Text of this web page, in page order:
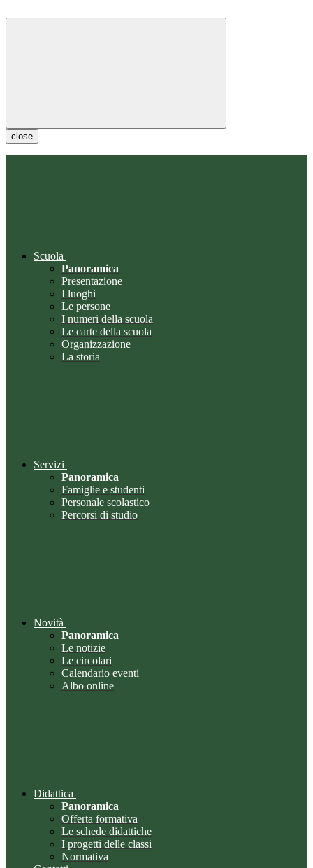
close
Scuola
Panoramica
Presentazione
I luoghi
Le persone
I numeri della scuola
Le carte della scuola
Organizzazione
La storia
Servizi
Panoramica
Famiglie e studenti
Personale scolastico
Percorsi di studio
Novità
Panoramica
Le notizie
Le circolari
Calendario eventi
Albo online
Didattica
Panoramica
Offerta formativa
Le schede didattiche
I progetti delle classi
Normativa